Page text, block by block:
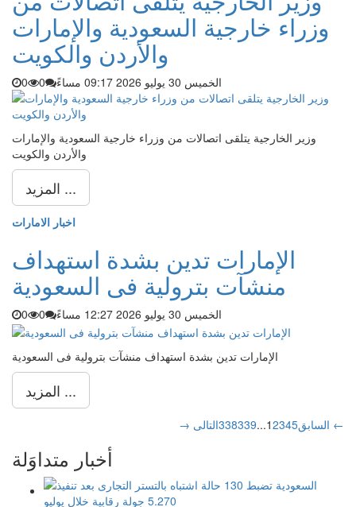
وزراء خارجية السعودية والإمارات
والأردن والكويت
الخميس 30 يوليو 2026 09:17 مساءً 0
0
وزير الخارجية يتلقى اتصالات من وزراء خارجية السعودية والإمارات
والأردن والكويت
المزيد ...
اخبار الامارات
الإمارات تدين بشدة استهداف
منشآت بترولية فى السعودية
الخميس 30 يوليو 2026 12:27 مساءً 0
0
الإمارات تدين بشدة استهداف منشآت بترولية فى السعودية
المزيد ...
→ السابق 12345
...
338339 التالى ←
أخبار متداوَلة